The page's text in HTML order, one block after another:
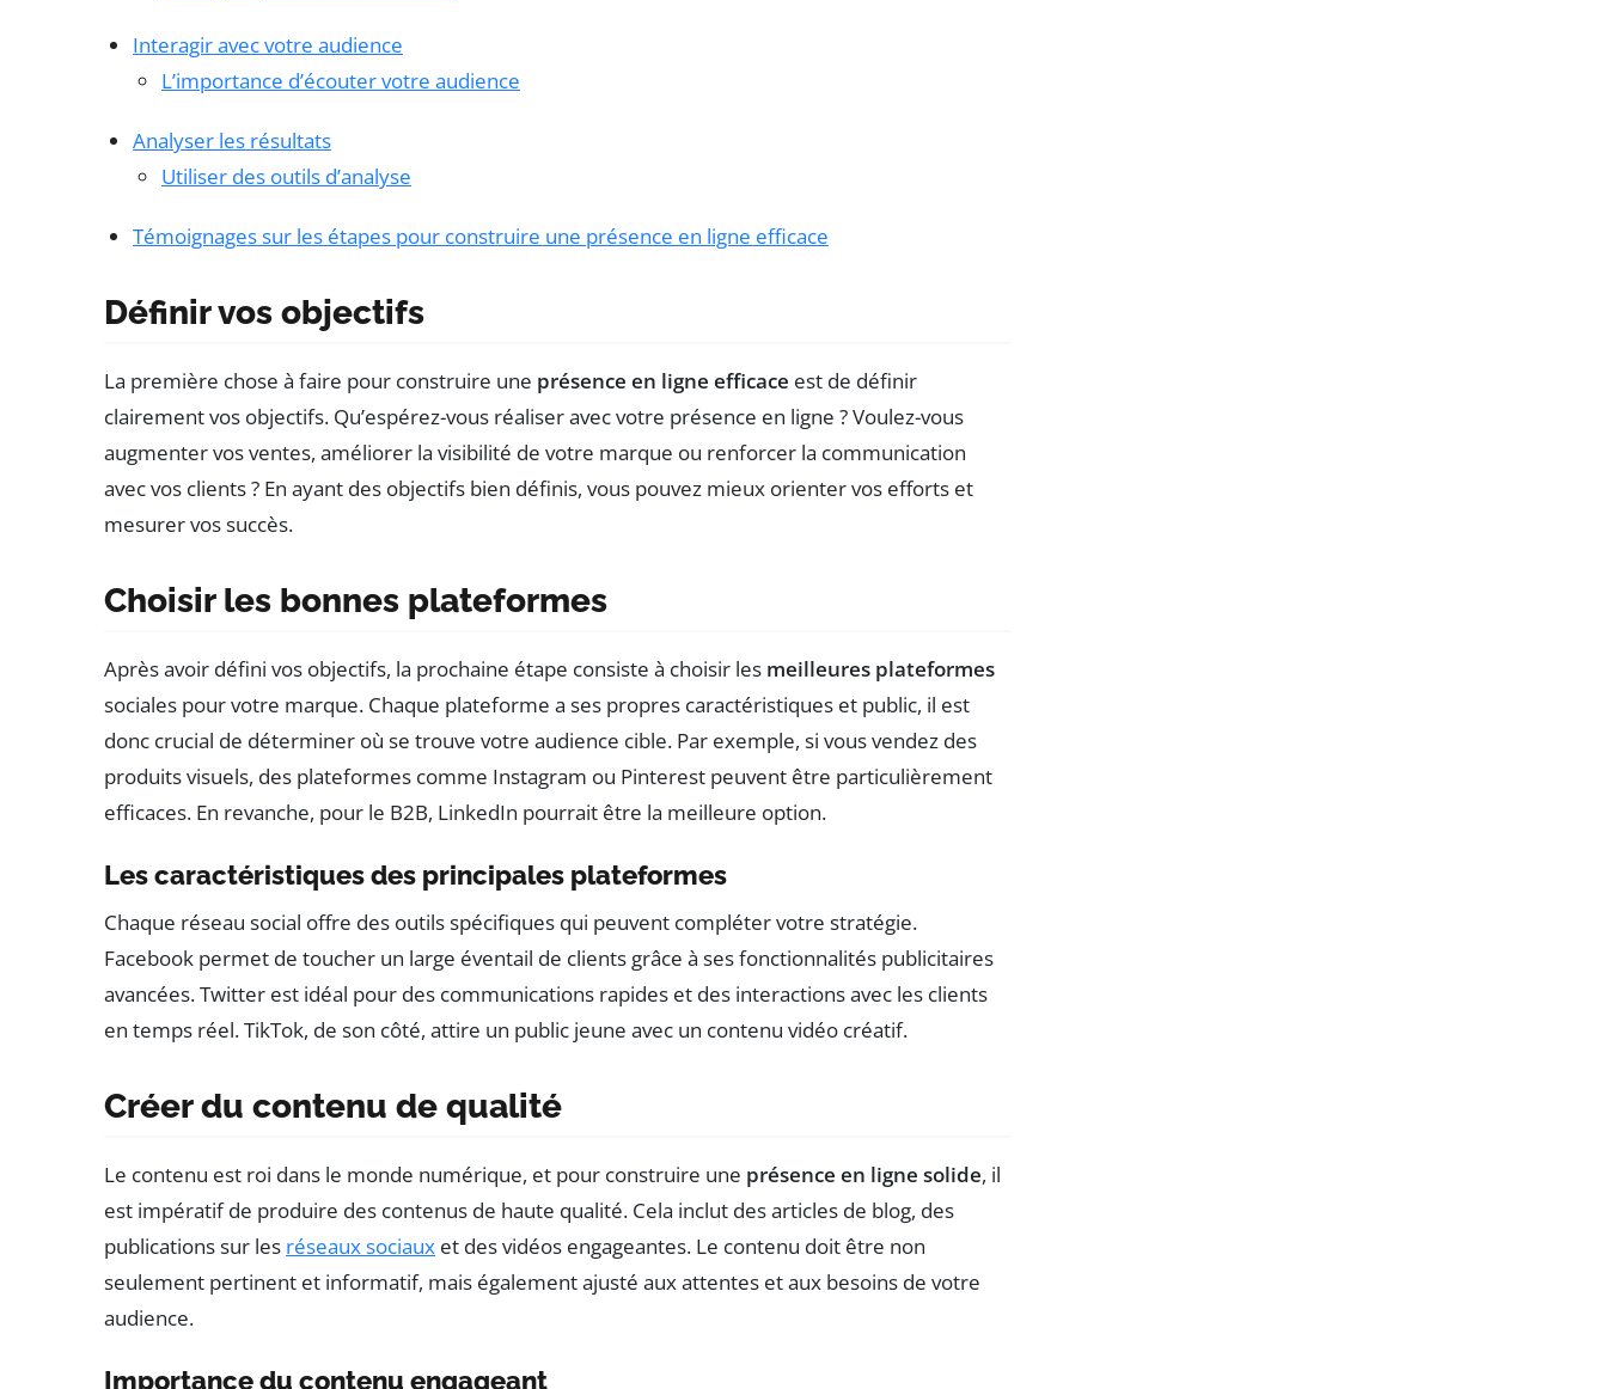
Interagir avec votre audience
L’importance d’écouter votre audience
Analyser les résultats
Utiliser des outils d’analyse
Témoignages sur les étapes pour construire une présence en ligne efficace
Définir vos objectifs
La première chose à faire pour construire une présence en ligne efficace est de définir
clairement vos objectifs. Qu’espérez-vous réaliser avec votre présence en ligne ? Voulez-vous
augmenter vos ventes, améliorer la visibilité de votre marque ou renforcer la communication
avec vos clients ? En ayant des objectifs bien définis, vous pouvez mieux orienter vos efforts et
mesurer vos succès.
Choisir les bonnes plateformes
Après avoir défini vos objectifs, la prochaine étape consiste à choisir les meilleures plateformes
sociales pour votre marque. Chaque plateforme a ses propres caractéristiques et public, il est
donc crucial de déterminer où se trouve votre audience cible. Par exemple, si vous vendez des
produits visuels, des plateformes comme Instagram ou Pinterest peuvent être particulièrement
efficaces. En revanche, pour le B2B, LinkedIn pourrait être la meilleure option.
Les caractéristiques des principales plateformes
Chaque réseau social offre des outils spécifiques qui peuvent compléter votre stratégie.
Facebook permet de toucher un large éventail de clients grâce à ses fonctionnalités publicitaires
avancées. Twitter est idéal pour des communications rapides et des interactions avec les clients
en temps réel. TikTok, de son côté, attire un public jeune avec un contenu vidéo créatif.
Créer du contenu de qualité
Le contenu est roi dans le monde numérique, et pour construire une présence en ligne solide, il
est impératif de produire des contenus de haute qualité. Cela inclut des articles de blog, des
publications sur les réseaux sociaux et des vidéos engageantes. Le contenu doit être non
seulement pertinent et informatif, mais également ajusté aux attentes et aux besoins de votre
audience.
Importance du contenu engageant